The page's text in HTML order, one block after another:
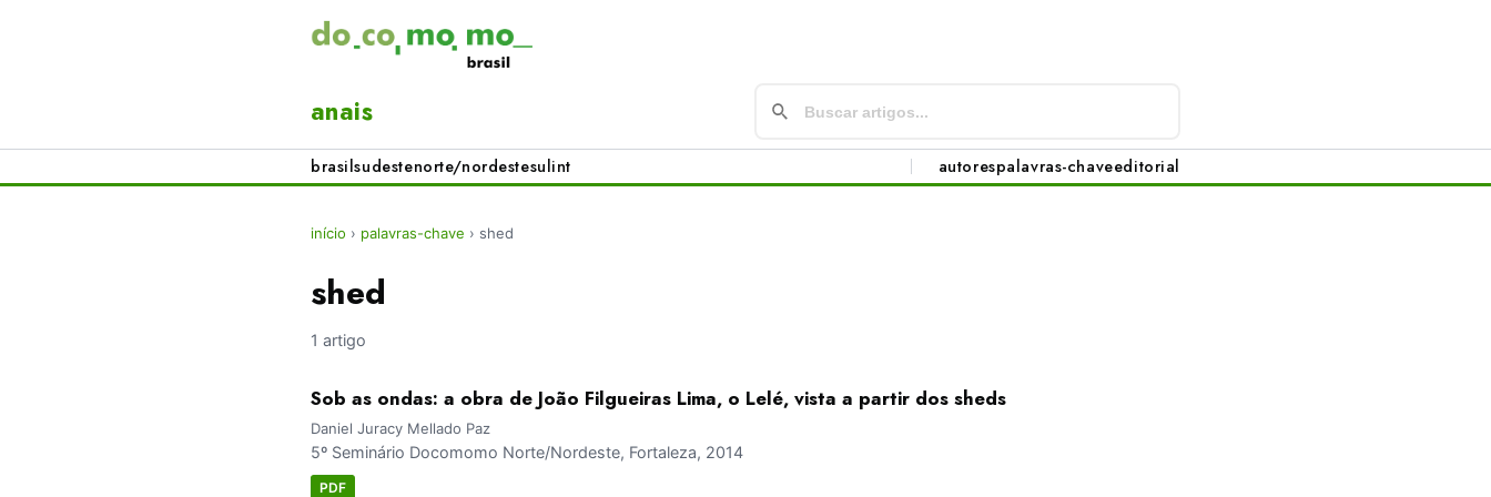
anais
brasilsudestenorte/nordestesulint autorespalavras-chaveeditorial
início › palavras-chave › shed
shed
1 artigo
Sob as ondas: a obra de João Filgueiras Lima, o Lelé, vista a partir dos sheds
Daniel Juracy Mellado Paz
5º Seminário Docomomo Norte/Nordeste, Fortaleza, 2014
PDF